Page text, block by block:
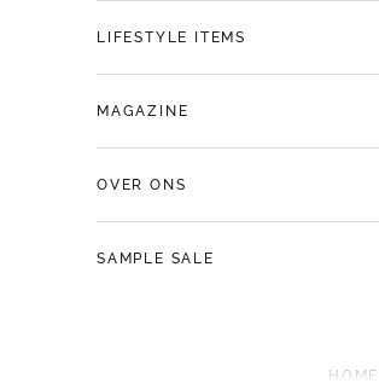
HOME
LIFESTYLE ITEMS
MAGAZINE
OVER ONS
SAMPLE SALE